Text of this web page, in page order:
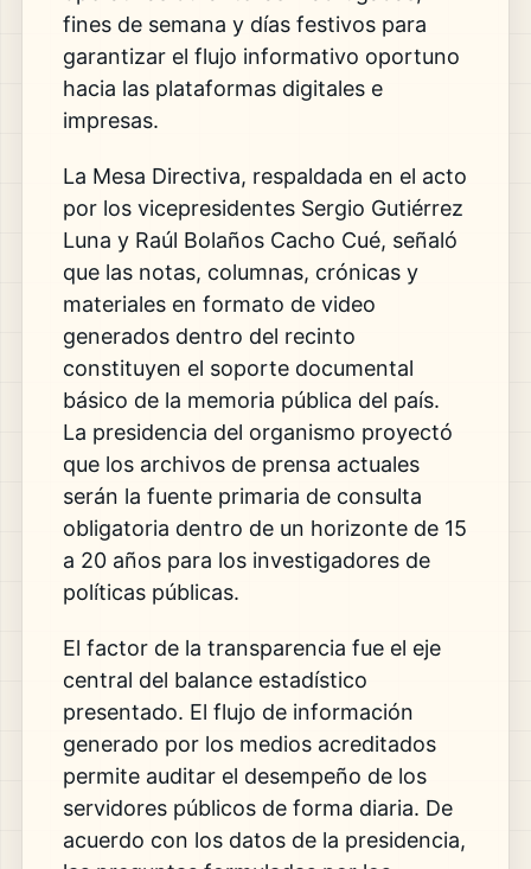
fines de semana y días festivos para
garantizar el flujo informativo oportuno
hacia las plataformas digitales e
impresas.
La Mesa Directiva, respaldada en el acto
por los vicepresidentes Sergio Gutiérrez
Luna y Raúl Bolaños Cacho Cué, señaló
que las notas, columnas, crónicas y
materiales en formato de video
generados dentro del recinto
constituyen el soporte documental
básico de la memoria pública del país.
La presidencia del organismo proyectó
que los archivos de prensa actuales
serán la fuente primaria de consulta
obligatoria dentro de un horizonte de 15
a 20 años para los investigadores de
políticas públicas.
El factor de la transparencia fue el eje
central del balance estadístico
presentado. El flujo de información
generado por los medios acreditados
permite auditar el desempeño de los
servidores públicos de forma diaria. De
acuerdo con los datos de la presidencia,